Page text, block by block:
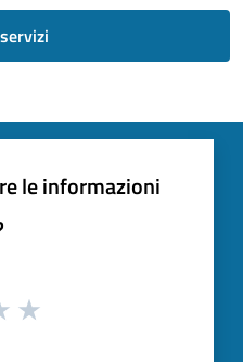
le informazioni